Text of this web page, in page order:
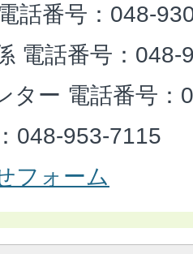
話番号：048-
電話番号：048-
ター 電話番号：
048-953-7115
フォーム